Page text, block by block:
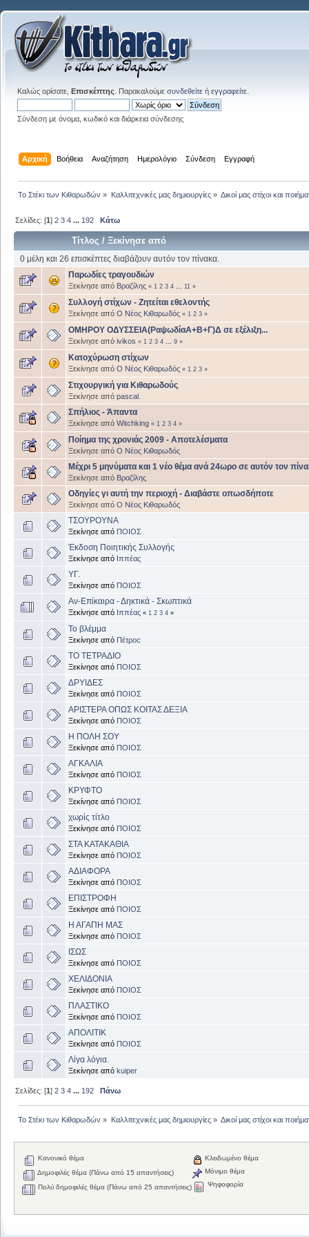
Καλώς ορίσατε, Επισκέπτης . Παρακαλούμε συνδεθείτε ή εγγραφείτε
Σύνδεση με όνομα, κωδικό και διάρκεια σύνδεσης
Αρχική Βοήθεια Αναζήτηση Ημερολόγιο Σύνδεση Εγγραφή
Το Στέκι των Κιθαρωδών » Καλλιτεχνικές μας δημιουργίες» Δικοί μας στίχοι και
Σελίδες: [1]2 3 4 ... 192 Κάτω
Τίτλος /Ξεκίνησε από
0 μέλη και 26 επισκέπτες διαβάζουν αυτόν τον πίνακα.
Παρωδίες τραγουδιών
Ξεκίνησε από Βραζίλης « 1 2 3 4 11 »
Συλλογή στίχων - Ζητείται εθελοντής
Ξεκίνησε από Ο Νέος Κιθαρωδός « 1 2 3 »
ΟΜΗΡΟΥ ΟΔΥΣΣΕΙΑ(ΡαψωδίαΑ+Β+Γ)Δ σε εξέλιξη...
Ξεκίνησε από ivikos « 1 2 3 4 9 »
Κατοχύρωση στίχων
Ξεκίνησε από Ο Νέος Κιθαρωδός « 1 2 3 »
Στιχουργική για Κιθαρωδούς
Ξεκίνησε από pascal.
Σπήλιος - Άπαντα
Ξεκίνησε από Witchking « 1 2 3 4 »
Ποίημα της χρονιάς 2009 - Αποτελέσματα
Ξεκίνησε από Ο Νέος Κιθαρωδός
Μέχρι 5 μηνύματα και 1 νέο θέμα ανά 24ωρο σε αυτόν τον
Ξεκίνησε από Βραζίλης
Οδηγίες γι αυτή την περιοχή - Διαβάστε οπωσδήποτε
Ξεκίνησε από Ο Νέος Κιθαρωδός
ΤΣΟΥΡΟΥΝΑ
Ξεκίνησε από ΠΟΙΟΣ
Έκδοση Ποιητικής Συλλογής
Ξεκίνησε από Ιππέας
ΥΓ.
Ξεκίνησε από ΠΟΙΟΣ
Αν-Επίκαιρα - Δηκτικά - Σκωπτικά
Ξεκίνησε από Ιππέας « 1 2 3 4 »
Το βλέμμα
Ξεκίνησε από Πέτροc
ΤΟ ΤΕΤΡΑΔΙΟ
Ξεκίνησε από ΠΟΙΟΣ
ΔΡΥΙΔΕΣ
Ξεκίνησε από ΠΟΙΟΣ
ΑΡΙΣΤΕΡΑ ΟΠΩΣ ΚΟΙΤΑΣ ΔΕΞΙΑ
Ξεκίνησε από ΠΟΙΟΣ
Η ΠΟΛΗ ΣΟΥ
Ξεκίνησε από ΠΟΙΟΣ
ΑΓΚΑΛΙΑ
Ξεκίνησε από ΠΟΙΟΣ
ΚΡΥΦΤΟ
Ξεκίνησε από ΠΟΙΟΣ
χωρίς τίτλο
Ξεκίνησε από ΠΟΙΟΣ
ΣΤΑ ΚΑΤΑΚΑΘΙΑ
Ξεκίνησε από ΠΟΙΟΣ
ΑΔΙΑΦΟΡΑ
Ξεκίνησε από ΠΟΙΟΣ
ΕΠΙΣΤΡΟΦΗ
Ξεκίνησε από ΠΟΙΟΣ
Η ΑΓΑΠΗ ΜΑΣ
Ξεκίνησε από ΠΟΙΟΣ
ΙΣΩΣ
Ξεκίνησε από ΠΟΙΟΣ
ΧΕΛΙΔΟΝΙΑ
Ξεκίνησε από ΠΟΙΟΣ
ΠΛΑΣΤΙΚΟ
Ξεκίνησε από ΠΟΙΟΣ
ΑΠΟΛΙΤΙΚ
Ξεκίνησε από ΠΟΙΟΣ
Λίγα λόγια.
Ξεκίνησε από kuiper
Σελίδες: [1]2 3 4 ... 192 Πάνω
Το Στέκι των Κιθαρωδών » Καλλιτεχνικές μας δημιουργίες» Δικοί μας στίχοι και
Κανονικό θέμα
Δημοφιλές θέμα (Πάνω από 15 απαντήσεις)
Πολύ δημοφιλές θέμα (Πάνω από 25 απαντήσεις)
Κλειδωμένο θέμα
Μόνιμο θέμα
Ψηφοφορία